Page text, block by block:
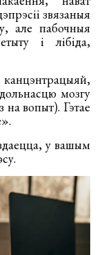
звязаныя
але пабочныя
і лібіда,
мозгу
на вопыт). Гэтае
у вашым